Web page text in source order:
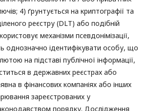
4) ґрунтується на криптографії та
реєстру (DLT) або подібній
механізми псевдонімізації,
однозначно ідентифікувати особу, що
на підставі публічної інформації,
в державних реєстрах або
в фінансових компаніях або інших
зареєстрованих у
порядку. Дослідження